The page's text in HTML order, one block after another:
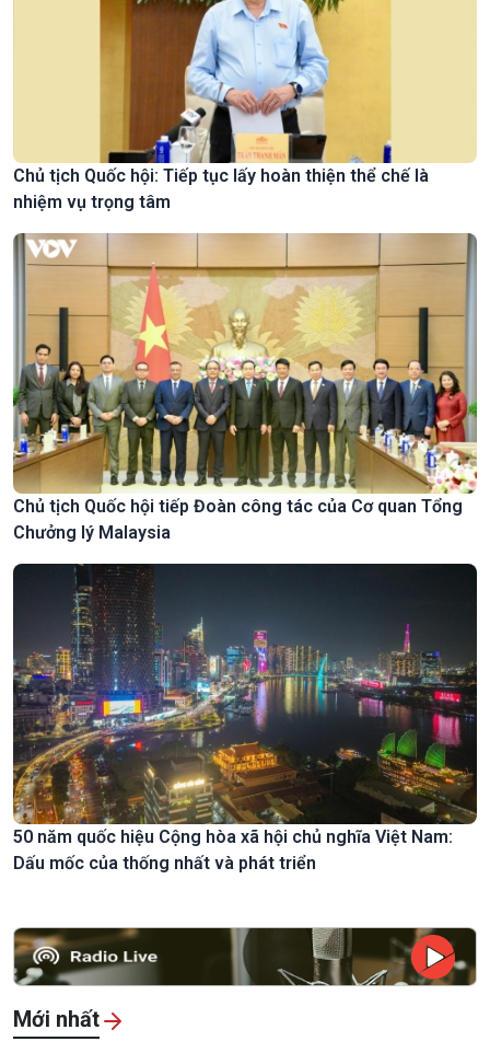
Chủ tịch Quốc hội: Tiếp tục lấy hoàn thiện thể chế là
nhiệm vụ trọng tâm
Chủ tịch Quốc hội tiếp Đoàn công tác của Cơ quan Tổng
Chưởng lý Malaysia
50 năm quốc hiệu Cộng hòa xã hội chủ nghĩa Việt Nam:
Dấu mốc của thống nhất và phát triển
Mới nhất